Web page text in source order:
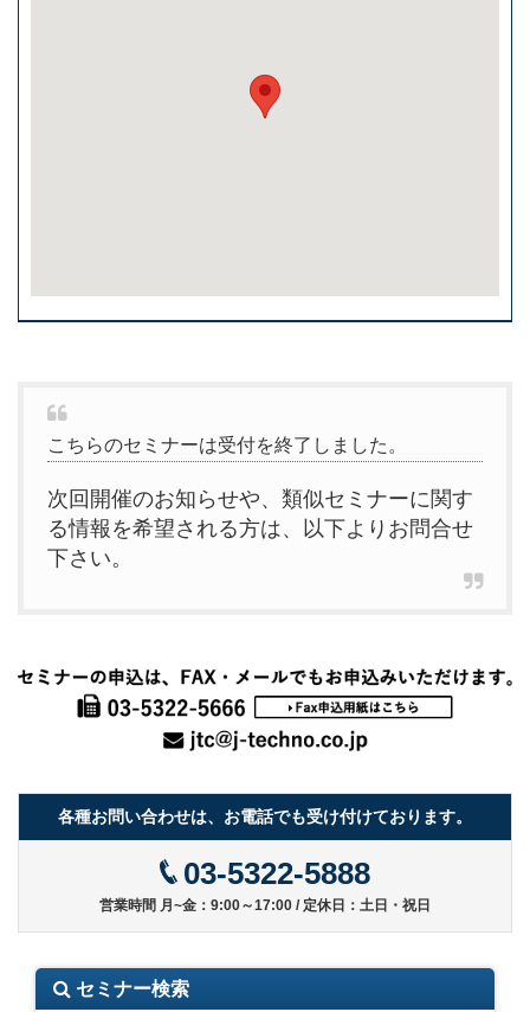
こちらのセミナーは受付を終了しました。
次回開催のお知らせや、類似セミナーに関す
る情報を希望される方は、以下よりお問合せ
下さい。
各種お問い合わせは、お電話でも受け付けております。
03-5322-5888
営業時間 月~金：9:00～17:00 / 定休日：土日・祝日
セミナー検索